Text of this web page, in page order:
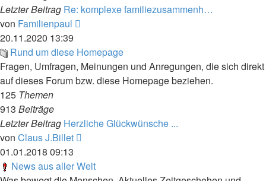
Letzter Beitrag Re: komplexe familiezusammenh…
von Familienpaul
20.11.2020 13:39
Rund um diese Homepage
Fragen, Umfragen, Meinungen und Anregungen, die sich direkt
auf dieses Forum bzw. diese Homepage beziehen.
125 Themen
913 Beiträge
Letzter Beitrag Herzliche Glückwünsche ...
von Claus J.Billet
01.01.2018 09:13
News aus aller Welt